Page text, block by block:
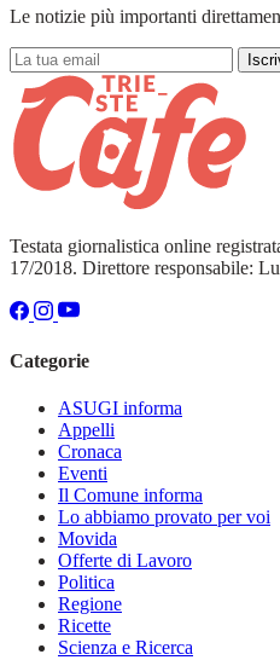
Le notizie più importanti
Testata giornalistica online
17/2018. Direttore responsabile:
Categorie
ASUGI informa
Appelli
Cronaca
Eventi
Il Comune informa
Lo abbiamo provato per voi
Movida
Offerte di Lavoro
Politica
Regione
Ricette
Scienza e Ricerca